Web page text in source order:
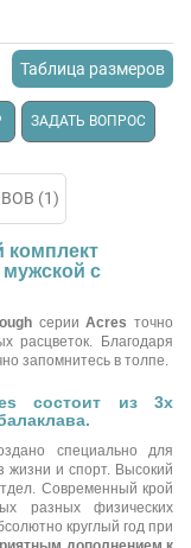
Таблица размеров
ЗАДАТЬ ВОПРОС
(1)
комплект
с
серии Acresточно
расцветок. Благодаря
запомнитесь в толпе.
состоит из 3х
специально для
и спорт. Высокий
Современный крой
разных физических
круглый год при